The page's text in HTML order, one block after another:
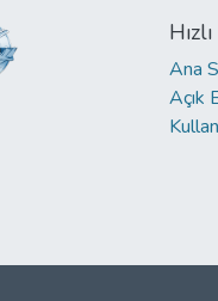
Ana
Açık